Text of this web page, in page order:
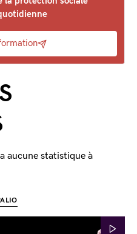
aucune statistique à